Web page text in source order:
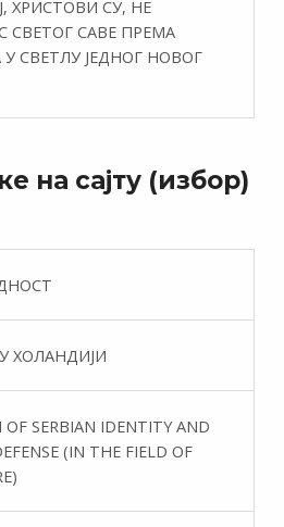
ХРИСТОВИ СУ, НЕ
СВЕТОГ САВЕ ПРЕМА
У СВЕТЛУ ЈЕДНОГ НОВОГ
на сајту (избор)
ХОЛАНДИЈИ
SERBIAN IDENTITY AND
(IN THE FIELD OF